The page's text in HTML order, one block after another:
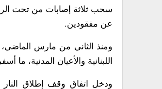
سحب ثلاثة إصابات من تحت
عن مفقودين.
ومنذ الثاني من مارس الماضي،
اللبنانية والأعيان المدنية،
ودخل اتفاق وقف إطلاق